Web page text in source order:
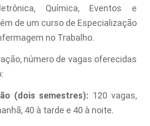
Química, Eventos e
de um curso de Especialização
no Trabalho.
número de vagas oferecidas
(dois semestres): 120 vagas,
40 à tarde e 40 à noite.